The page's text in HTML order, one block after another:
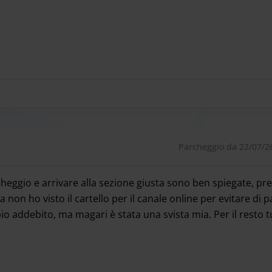
all’aerostazione arrivi.
1 e Terminal 2
è attivo con una frequenza di circa 15 minuti dalle
La navetta ferma al Terminal 1 davanti all'Hotel
Parcheggio da 22/07/
e arrivare alla sezione giusta sono ben spiegate,
non ho visto il cartello per il canale online per evitare di
addebito, ma magari è stata una svista mia. Per il resto